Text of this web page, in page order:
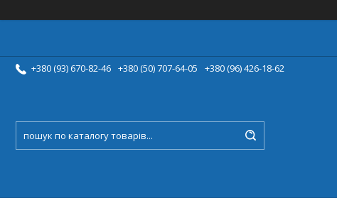
+380 (93) 670-82-46 +380 (50) 707-64-05 +380 (96) 426-18-62